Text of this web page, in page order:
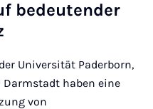
bedeu­tender
Universität Paderborn,
Darmstadt haben eine
von